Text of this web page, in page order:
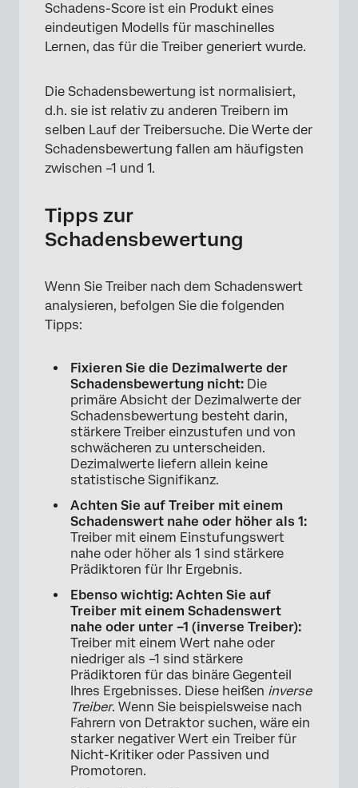
Schadens-Score ist ein Produkt eines
eindeutigen Modells für maschinelles
Lernen, das für die Treiber generiert wurde.
Die Schadensbewertung ist normalisiert,
d.h. sie ist relativ zu anderen Treibern im
selben Lauf der Treibersuche. Die Werte der
Schadensbewertung fallen am häufigsten
zwischen –1 und 1.
Tipps zur
Schadensbewertung
Wenn Sie Treiber nach dem Schadenswert
analysieren, befolgen Sie die folgenden
Tipps:
Fixieren Sie die Dezimalwerte der
Schadensbewertung nicht: Die
primäre Absicht der Dezimalwerte der
Schadensbewertung besteht darin,
stärkere Treiber einzustufen und von
schwächeren zu unterscheiden.
Dezimalwerte liefern allein keine
statistische Signifikanz.
Achten Sie auf Treiber mit einem
Schadenswert nahe oder höher als 1:
Treiber mit einem Einstufungswert
nahe oder höher als 1 sind stärkere
Prädiktoren für Ihr Ergebnis.
Ebenso wichtig: Achten Sie auf
Treiber mit einem Schadenswert
nahe oder unter –1 (inverse Treiber):
Treiber mit einem Wert nahe oder
niedriger als –1 sind stärkere
Prädiktoren für das binäre Gegenteil
Ihres Ergebnisses. Diese heißen inverse
Treiber. Wenn Sie beispielsweise nach
Fahrern von Detraktor suchen, wäre ein
starker negativer Wert ein Treiber für
Nicht-Kritiker oder Passiven und
Promotoren.